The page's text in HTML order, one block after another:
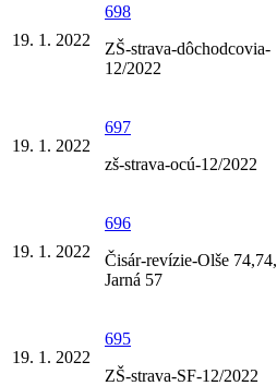
19. 1. 2022
698
ZŠ-strava-dôchodcovia-
12/2022
19. 1. 2022
697
zš-strava-ocú-12/2022
19. 1. 2022
696
Čisár-revízie-Olše 74,74,
Jarná 57
19. 1. 2022
695
ZŠ-strava-SF-12/2022